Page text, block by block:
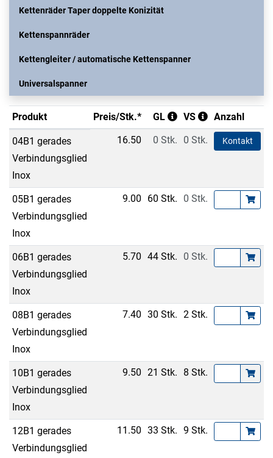
Kettenräder Taper doppelte Konizität
Kettenspannräder
Kettengleiter / automatische Kettenspanner
Universalspanner
Produkt Preis/Stk.* GL VS Anzahl
04B1 gerades
Verbindungsglied
Inox
16.50 0 Stk. 0 Stk. Kontakt
05B1 gerades
Verbindungsglied
Inox
9.00 60 Stk. 0 Stk.
06B1 gerades
Verbindungsglied
Inox
5.70 44 Stk. 0 Stk.
08B1 gerades
Verbindungsglied
Inox
7.40 30 Stk. 2 Stk.
10B1 gerades
Verbindungsglied
Inox
9.50 21 Stk. 8 Stk.
12B1 gerades
Verbindungsglied
11.50 33 Stk. 9 Stk.